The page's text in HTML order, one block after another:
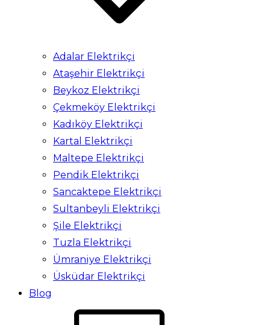
Adalar Elektrikçi
Ataşehir Elektrikçi
Beykoz Elektrikçi
Çekmeköy Elektrikçi
Kadıköy Elektrikçi
Kartal Elektrikçi
Maltepe Elektrikçi
Pendik Elektrikçi
Sancaktepe Elektrikçi
Sultanbeyli Elektrikçi
Şile Elektrikçi
Tuzla Elektrikçi
Ümraniye Elektrikçi
Üsküdar Elektrikçi
Blog